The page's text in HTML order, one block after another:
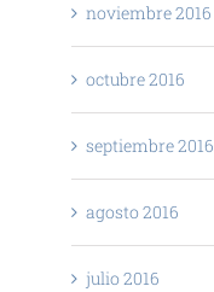
noviembre 2016
octubre 2016
septiembre 2016
agosto 2016
julio 2016